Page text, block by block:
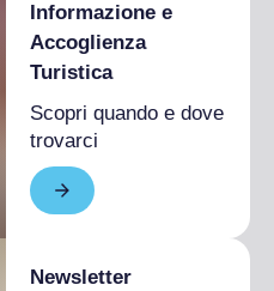
Informazione e
Accoglienza
Turistica
Scopri quando e dove
trovarci
Newsletter